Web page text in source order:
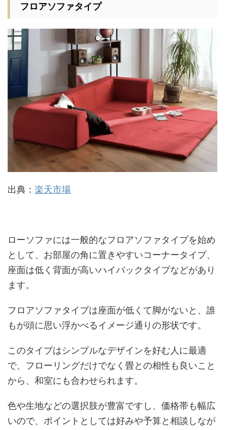
フロアソファタイプ
出典： 楽天市場
ローソファには一般的なフロアソファタイプを始め
として、お部屋の角に置きやすいコーナータイプ、
座面は低く背面が高いハイバックタイプなどがあり
ます。
フロアソファタイプは座面が低くて脚がないと、誰
もが頭に思い浮かべるイメージ通りの形状です。
このタイプはシンプルなデザインを好む人に最適
で、フローリングだけでなく畳との相性も良いこと
から、和室にも合わせられます。
色や生地などの選択肢が豊富ですし、価格帯も幅広
いので、ポイントとしては好みや予算と相談しなが